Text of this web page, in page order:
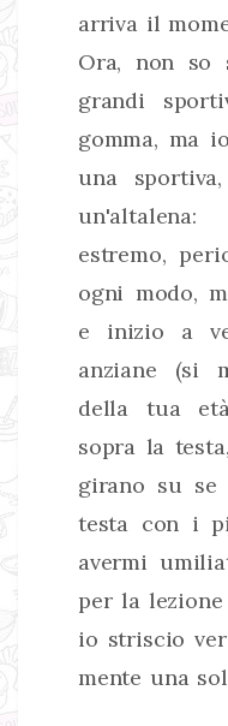
arriva il
Ora, non
grandi
gomma, ma
una
estremo,
ogni modo,
e inizio a
anziane (si
della tua
sopra la
girano su se
testa con i
avermi
per la
io striscio
mente una